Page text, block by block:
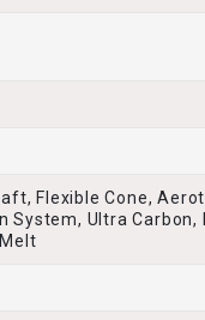
Flexible Cone,
System, Ultra